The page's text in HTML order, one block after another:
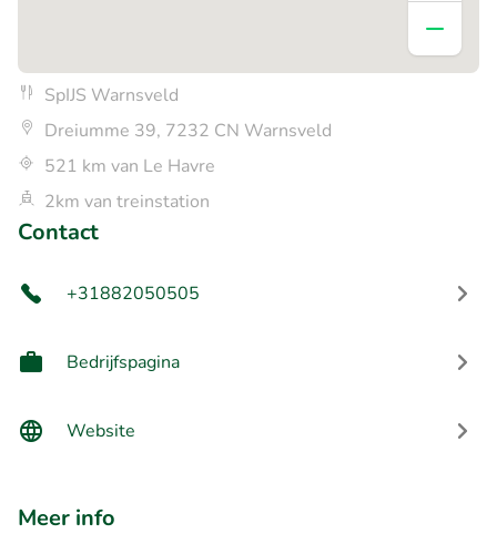
SpIJS Warnsveld
Dreiumme 39, 7232 CN Warnsveld
521 km van Le Havre
2km van treinstation
Contact
+31882050505
Bedrijfspagina
Website
Meer info